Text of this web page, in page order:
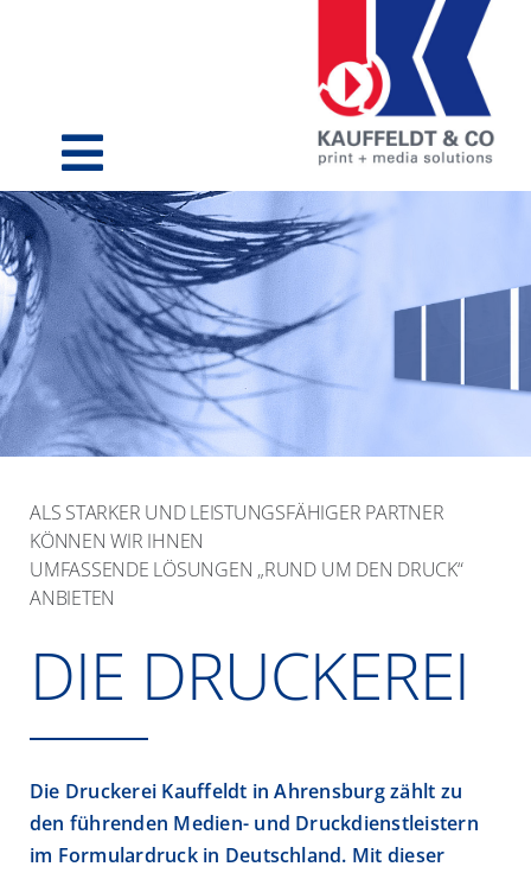
Toggle
Navigation
Druckerei
Kundenorientierung
Leistungsfähigkeit
Produkte
Qualität
Nachhaltigkeit
Service
ALS STARKER UND LEISTUNGSFÄHIGER PARTNER
KÖNNEN WIR IHNEN
UMFASSENDE LÖSUNGEN „RUND UM DEN DRUCK“
ANBIETEN
DIE DRUCKEREI
Die Druckerei Kauffeldt in Ahrensburg zählt zu
den führenden Medien- und Druckdienstleistern
im Formulardruck in Deutschland. Mit dieser